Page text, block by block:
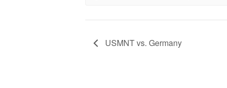
USMNT vs. Germany